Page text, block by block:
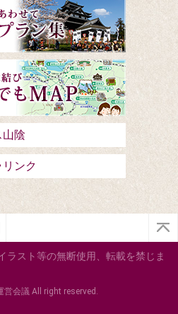
山陰
ンク
ラスト等の無断使用、転載を禁じま
会議 All right reserved.